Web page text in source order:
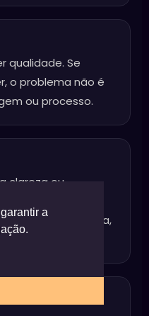
qualidade. Se
o problema não é
ou processo.
clareza ou
falta de prova,
a